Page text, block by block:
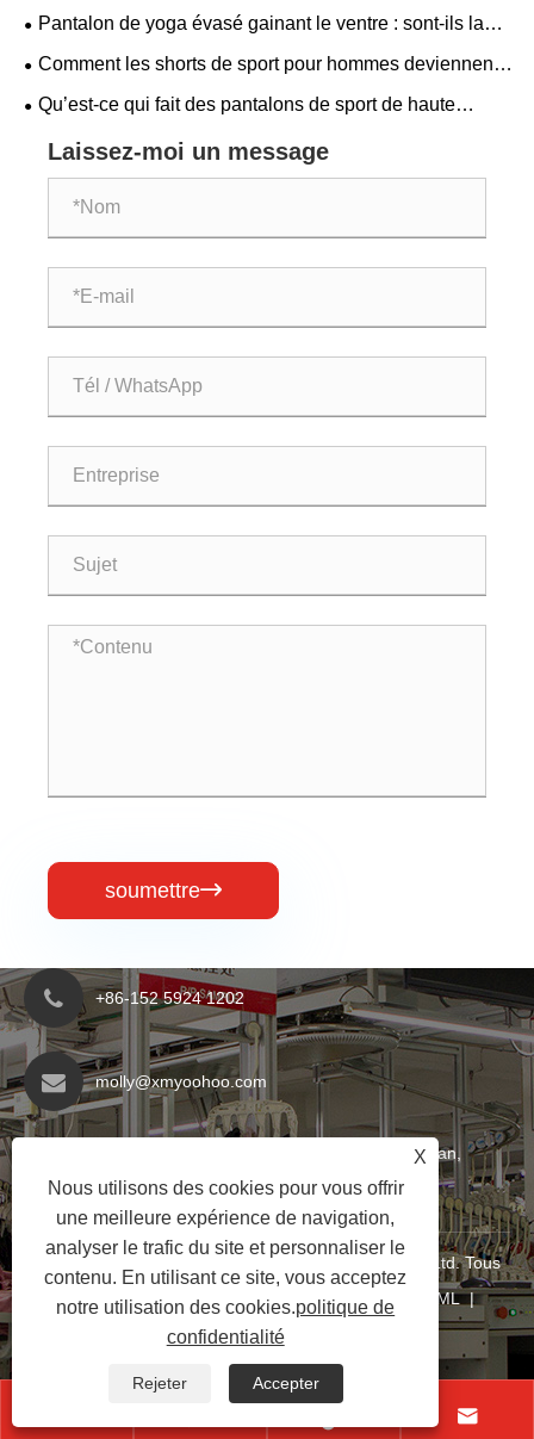
deviennent-ils un incontournable pour les hommes
Pantalon de yoga évasé gainant le ventre : sont-ils la
combinaison parfaite de confort et de style
Comment les shorts de sport pour hommes deviennent-
ils une catégorie essentielle dans les vêtements de
Qu’est-ce qui fait des pantalons de sport de haute
d’entraînement ?
Laissez-moi un message
soumettre
+86-152 5924 1202
molly@xmyoohoo.com
N ° 98 Xiangxing Rd, district de Xiang’an, Fujian,
Chine. 361101
Copyright © 2024 Xiamen Evariricky Trading Co., Ltd. Tous
droits réservésLinks |Sitemap|RSS XML|
politique de confidentialité

X
Nous utilisons des cookies pour vous offrir
une meilleure expérience de navigation,
analyser le trafic du site et personnaliser le
contenu. En utilisant ce site, vous acceptez
notre utilisation des cookies.politique de
confidentialité
Rejeter Accepter